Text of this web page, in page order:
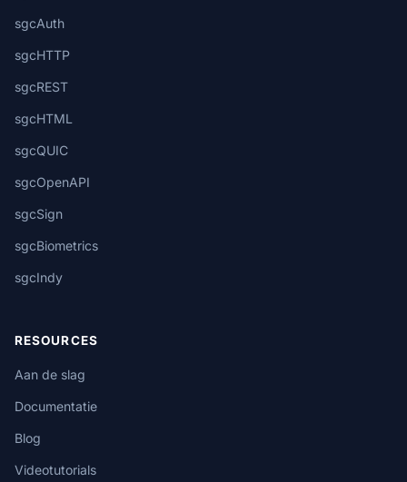
sgcAuth
sgcHTTP
sgcREST
sgcHTML
sgcQUIC
sgcOpenAPI
sgcSign
sgcBiometrics
sgcIndy
RESOURCES
Aan de slag
Documentatie
Blog
Videotutorials